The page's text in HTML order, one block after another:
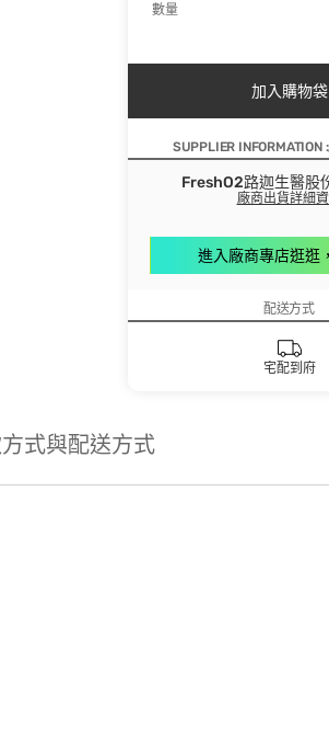
數量
加入購物袋
SUPPLIER INFORMATION
FreshO2路迦生醫股
廠商出貨詳細
進入廠商專店逛逛
配送方式
宅配到府
式與配送方式